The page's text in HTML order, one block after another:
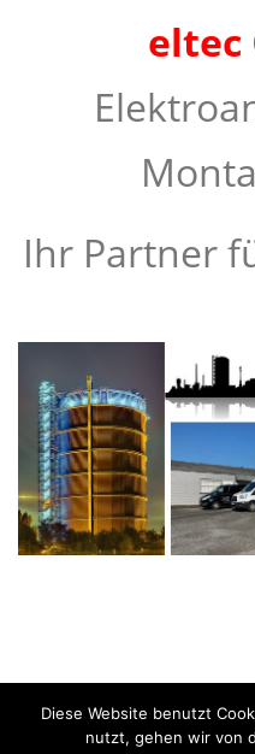
eltec
Ihr Partner
Diese Website benutzt
nutzt, gehen wir von